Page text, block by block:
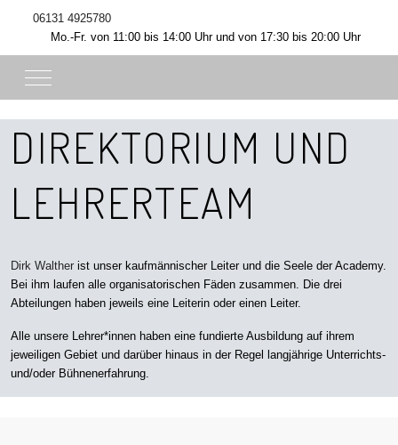
06131 4925780
Mo.-Fr. von 11:00 bis 14:00 Uhr und von 17:30 bis 20:00 Uhr
Mobile Menu Toggle
DIREKTORIUM UND
LEHRERTEAM
Dirk Walther ist unser kaufmännischer Leiter und die Seele der Academy.
Bei ihm laufen alle organisatorischen Fäden zusammen. Die drei
Abteilungen haben jeweils eine Leiterin oder einen Leiter.
Alle unsere Lehrer*innen haben eine fundierte Ausbildung auf ihrem
jeweiligen Gebiet und darüber hinaus in der Regel langjährige Unterrichts-
und/oder Bühnenerfahrung.